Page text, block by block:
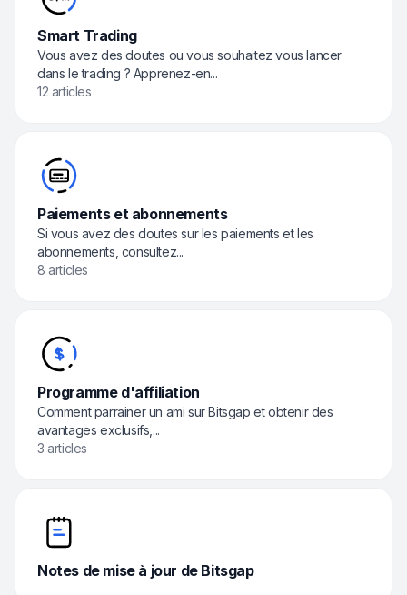
Smart Trading
Vous avez des doutes ou vous souhaitez vous lancer
dans le trading ? Apprenez-en...
12 articles
Paiements et abonnements
Si vous avez des doutes sur les paiements et les
abonnements, consultez...
8 articles
Programme d'affiliation
Comment parrainer un ami sur Bitsgap et obtenir des
avantages exclusifs,...
3 articles
Notes de mise à jour de Bitsgap